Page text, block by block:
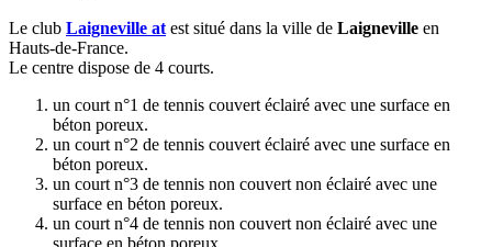
Le club Laigneville at est situé dans la ville de Laigneville en
Hauts-de-France.
Le centre dispose de 4 courts.
un court n°1 de tennis couvert éclairé avec une surface en
béton poreux.
un court n°2 de tennis couvert éclairé avec une surface en
béton poreux.
un court n°3 de tennis non couvert non éclairé avec une
surface en béton poreux.
un court n°4 de tennis non couvert non éclairé avec une
surface en béton poreux.